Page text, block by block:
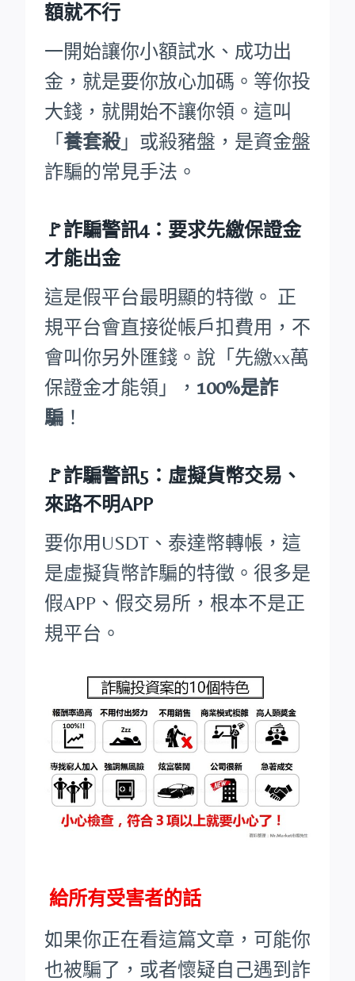
額就不行
一開始讓你小額試水、成功出
金，就是要你放心加碼。等你投
大錢，就開始不讓你領。這叫
「 養套殺」或殺豬盤，是資金盤
詐騙的常見手法。
🚩詐騙警訊4：要求先繳保證金
才能出金
這是假平台最明顯的特徵。 正
規平台會直接從帳戶扣費用，不
會叫你另外匯錢。說「先繳xx萬
保證金才能領」， 100%是詐
騙 ！
🚩詐騙警訊5：虛擬貨幣交易、
來路不明APP
要你用USDT、泰達幣轉帳，這
是虛擬貨幣詐騙的特徵。很多是
假APP、假交易所，根本不是正
規平台。
給所有受害者的話
如果你正在看這篇文章，可能你
也被騙了，或者懷疑自己遇到詐